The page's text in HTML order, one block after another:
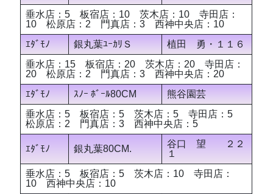
垂水店：5 板宿店：10 茨木店：10 寺田店：
10 松原店：2 門真店：3 西神中央店：10
ｴﾀﾞﾓﾉ
銀丸葉ﾕｰｶﾘＳ
植田 勇・１１６
垂水店：15 板宿店：20 茨木店：20 寺田店：
20 松原店：2 門真店：3 西神中央店：20
ｴﾀﾞﾓﾉ
ｽﾉｰ ﾎﾞｰﾙ80CM
熊谷園芸
垂水店：5 板宿店：5 茨木店：5 寺田店：5
松原店：2 門真店：3 西神中央店：5
ｴﾀﾞﾓﾉ 銀丸葉80CM.
谷口 望 ２２
１
垂水店：5 板宿店：5 茨木店：10 寺田店：
10 西神中央店：10